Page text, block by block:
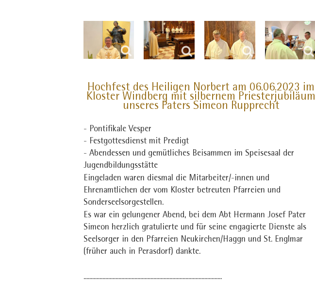
Hochfest des Heiligen Norbert am 06.06.2023 im
Kloster Windberg mit silbernem Priesterjubiläum
unseres Paters Simeon Rupprecht
- Pontifikale Vesper
- Festgottesdienst mit Predigt
- Abendessen und gemütliches Beisammen im Speisesaal der
Jugendbildungsstätte
Eingeladen waren diesmal die Mitarbeiter/-innen und
Ehrenamtlichen der vom Kloster betreuten Pfarreien und
Sonderseelsorgestellen.
Es war ein gelungener Abend, bei dem Abt Hermann Josef Pater
Simeon herzlich gratulierte und für seine engagierte Dienste als
Seelsorger in den Pfarreien Neukirchen/Haggn und St. Englmar
(früher auch in Perasdorf) dankte.
...............................................................................................